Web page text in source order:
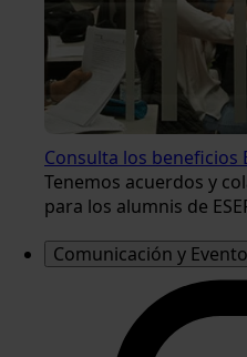
Consulta los beneficios
Tenemos acuerdos y
para los alumnis de
Comunicación y